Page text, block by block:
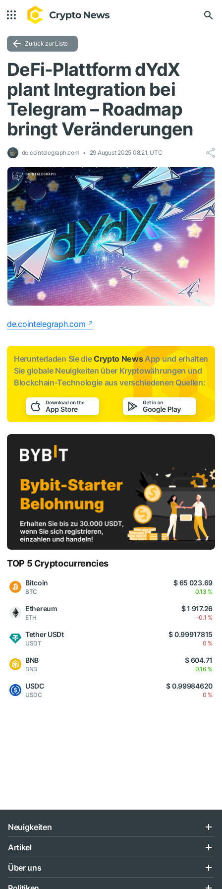
Zurück zur Liste
DeFi-Plattform dYdX
plant Integration bei
Telegram – Roadmap
bringt Veränderungen
de.cointelegraph.com 29 August 2025 08:21, UTC
de.cointelegraph.com
Herunterladen Sie dieCrypto NewsApp und erhalten
Sie globale Neuigkeiten über Kryptowährungen und
Blockchain-Technologie aus verschiedenen Quellen:
TOP 5 Cryptocurrencies
Bitcoin
BTC
$ 65 023.69
0.13 %
Ethereum
ETH
$ 1 917.26
-0.1 %
Tether USDt
USDT
$ 0.99917815
0 %
BNB
BNB
$ 604.71
0.16 %
USDC
USDC
$ 0.99984620
0 %
Neuigkeiten
Artikel
Über uns